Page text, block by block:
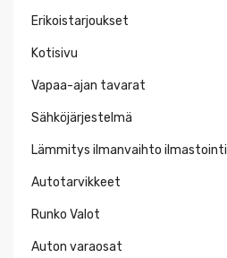
Erikoistarjoukset
Kotisivu
Vapaa-ajan tavarat
Sähköjärjestelmä
Lämmitys ilmanvaihto ilmastointi
Autotarvikkeet
Runko Valot
Auton varaosat